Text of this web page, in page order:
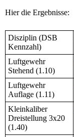
Hier die Ergebnisse:
Disziplin (DSB
Kennzahl)
Luftgewehr
Stehend (1.10)
Luftgewehr
Auflage (1.11)
Kleinkaliber
Dreistellung 3x20
(1.40)